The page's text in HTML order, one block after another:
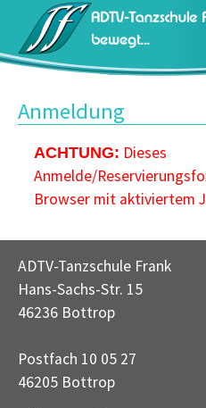
Zum Hauptinhalt springen
Anmeldung
ACHTUNG: Dieses
Anmelde/
Browser mit aktiviertem
ADTV-Tanzschule Frank
Hans-Sachs-Str. 15
46236 Bottrop
Postfach 10 05 27
46205 Bottrop